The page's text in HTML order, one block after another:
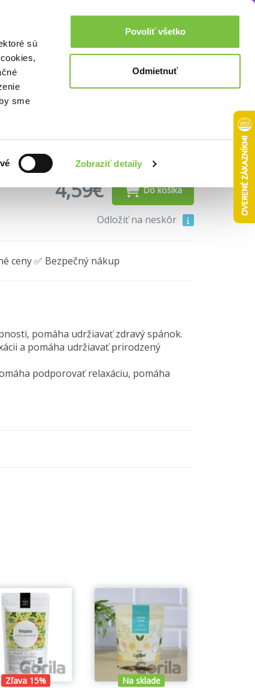
sú
sme
Zobraziť detaily
Povoliť všetko
Odmietnuť
Prihlásenie 0,00€
Akcie a zľavy
4,59€ Do košíka
Odložiť na neskôr
ceny ✅ Bezpečný nákup
pomáha udržiavať zdravý spánok.
a pomáha udržiavať prirodzený
podporovať relaxáciu, pomáha
Zľava 15% Na sklade